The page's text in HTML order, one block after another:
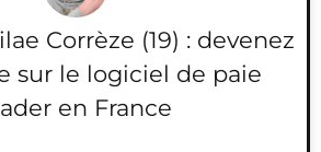
Corrèze (19) : devenez
sur le logiciel de paie
en France